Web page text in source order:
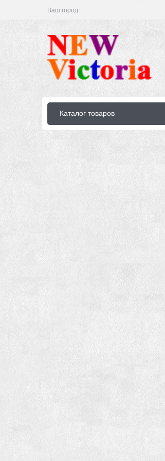
Ваш город:
Каталог товаров